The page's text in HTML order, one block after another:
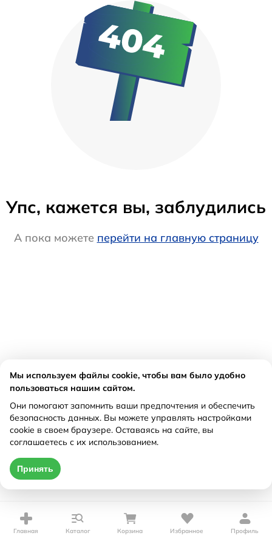
Упс, кажется вы, заблудились
А пока можете перейти на главную страницу
Главная Каталог Корзина Избранное Профиль
Мы используем файлы cookie, чтобы вам было удобно
пользоваться нашим сайтом.
Они помогают запомнить ваши предпочтения и обеспечить
безопасность данных. Вы можете управлять настройками
cookie в своем браузере. Оставаясь на сайте, вы
соглашаетесь с их использованием.
Принять